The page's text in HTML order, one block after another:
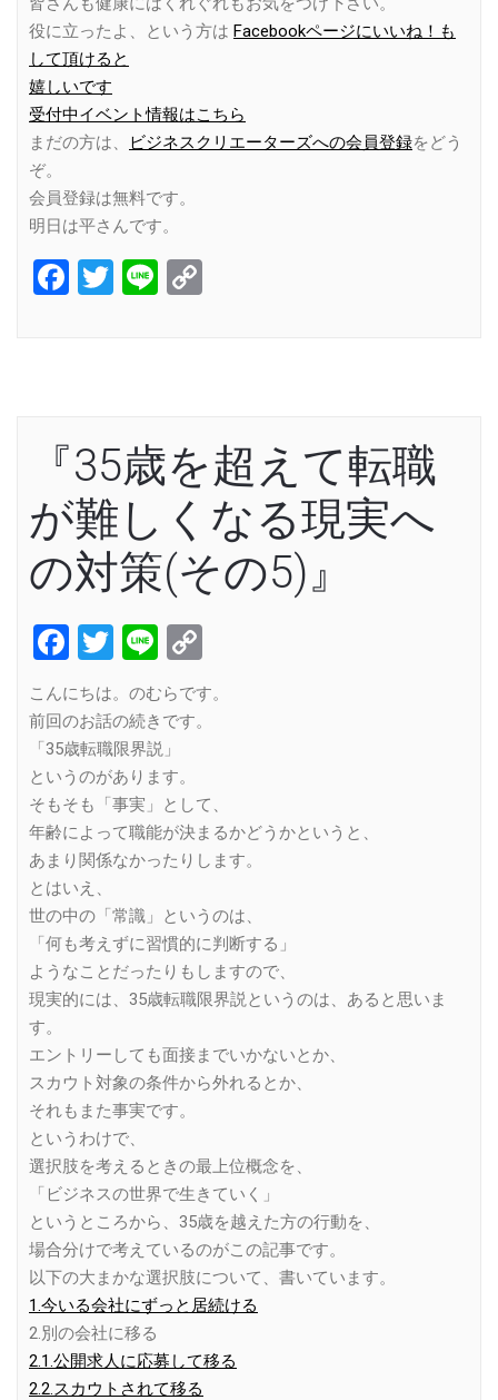
役に立ったよ、という方は Facebookページにいいね！も
して頂けると
嬉しいです
受付中イベント情報はこちら
まだの方は、
ビジネスクリエーターズへの会員登録をどう
ぞ。
会員登録は無料です。
明日は平さんです。
Facebook
Twitter
Line
『35歳を超えて転職
が難しくなる現実へ
の対策(その5)』
Facebook
Twitter
Line
Link
こんにちは。のむらです。
前回のお話の続きです。
「35歳転職限界説」
というのがあります。
そもそも「事実」として、
年齢によって職能が決まるかどうかというと、
あまり関係なかったりします。
とはいえ、
世の中の「常識」というのは、
「何も考えずに習慣的に判断する」
ようなことだったりもしますので、
現実的には、35歳転職限界説というのは、あると思いま
す。
エントリーしても面接までいかないとか、
スカウト対象の条件から外れるとか、
それもまた事実です。
というわけで、
選択肢を考えるときの最上位概念を、
「ビジネスの世界で生きていく」
というところから、35歳を越えた方の行動を、
場合分けで考えているのがこの記事です。
以下の大まかな選択肢について、書いています。
1.今いる会社にずっと居続ける
2.別の会社に移る
2.1.公開求人に応募して移る
2.2.スカウトされて移る